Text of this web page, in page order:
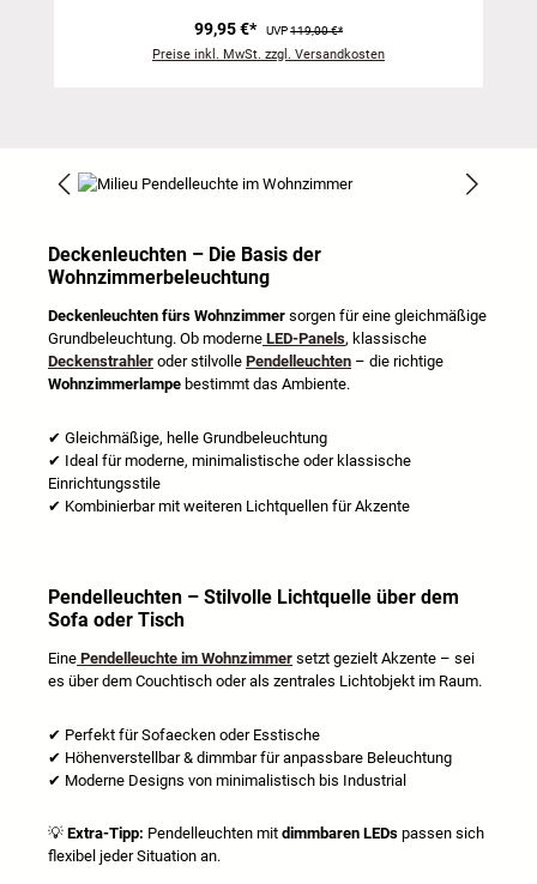
99,95 €* UVP119,00 €*
Preise inkl. MwSt. zzgl. Versandkosten
Bildergalerie überspringen
Deckenleuchten – Die Basis der
Wohnzimmerbeleuchtung
Deckenleuchten fürs Wohnzimmer sorgen für eine gleichmäßige
Grundbeleuchtung. Ob moderne LED-Panels, klassische
Deckenstrahler oder stilvolle Pendelleuchten – die richtige
Wohnzimmerlampe bestimmt das Ambiente.
✔ Gleichmäßige, helle Grundbeleuchtung
✔ Ideal für moderne, minimalistische oder klassische
Einrichtungsstile
✔ Kombinierbar mit weiteren Lichtquellen für Akzente
Pendelleuchten – Stilvolle Lichtquelle über dem
Sofa oder Tisch
Eine Pendelleuchte im Wohnzimmer setzt gezielt Akzente – sei
es über dem Couchtisch oder als zentrales Lichtobjekt im Raum.
✔ Perfekt für Sofaecken oder Esstische
✔ Höhenverstellbar & dimmbar für anpassbare Beleuchtung
✔ Moderne Designs von minimalistisch bis Industrial
💡 Extra-Tipp: Pendelleuchten mit dimmbaren LEDs passen sich
flexibel jeder Situation an.